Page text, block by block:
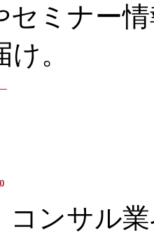
セミナー
。
コンサル